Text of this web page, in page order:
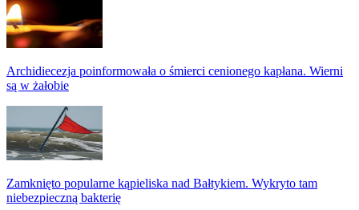
Archidiecezja poinformowała o śmierci cenionego kapłana. Wierni
są w żałobie
Zamknięto popularne kąpieliska nad Bałtykiem. Wykryto tam
niebezpieczną bakterię